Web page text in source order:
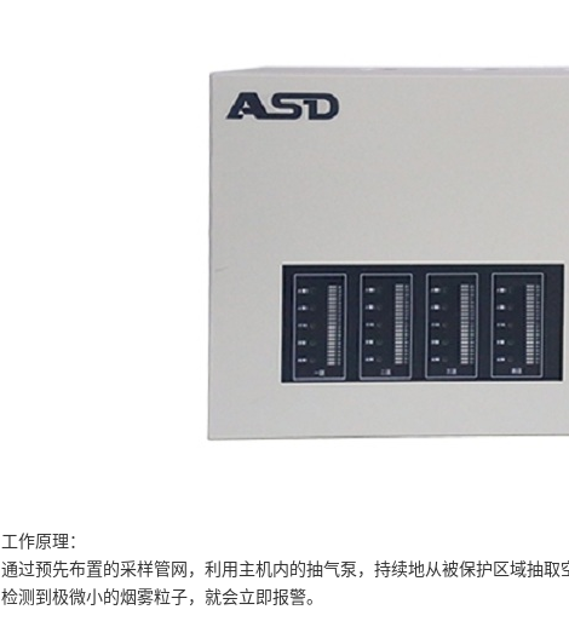
工作原理：
通过预先布置的采样管网，利用主机内的抽气泵，持续地从被保护区域抽
检测到极微小的烟雾粒子，就会立即报警。